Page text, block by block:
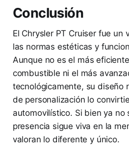
Conclusión
El Chrysler PT Cruiser fue un
las normas estéticas y
Aunque no es el más
combustible ni el más
tecnológicamente, su diseño
de personalización lo
automovilístico. Si bien ya no
presencia sigue viva en la
valoran lo diferente y único.